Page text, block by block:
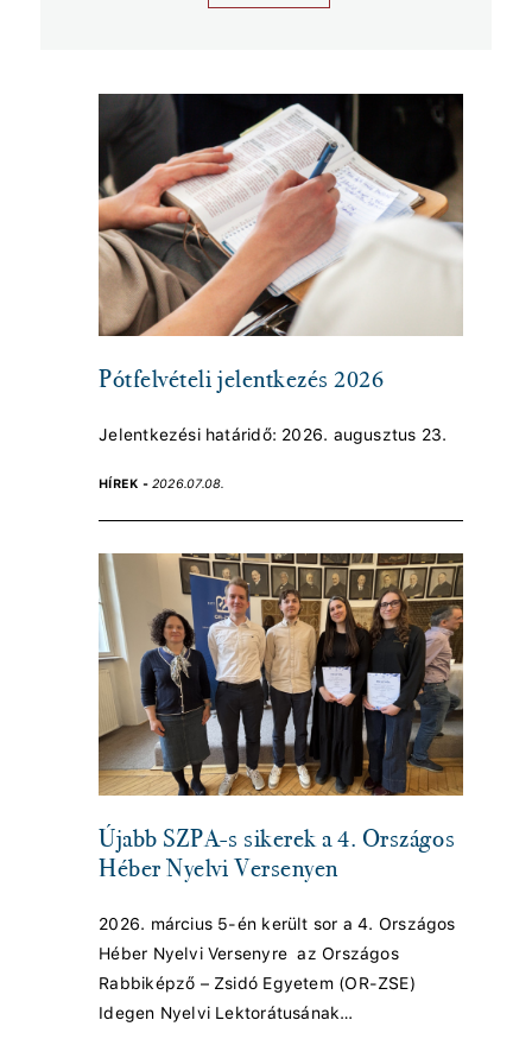
Pótfelvételi jelentkezés 2026
Jelentkezési határidő: 2026. augusztus 23.
HÍREK - 2026.07.08.
Újabb SZPA-s sikerek a 4. Országos
Héber Nyelvi Versenyen
2026. március 5-én került sor a 4. Országos
Héber Nyelvi Versenyre az Országos
Rabbiképző – Zsidó Egyetem (OR-ZSE)
Idegen Nyelvi Lektorátusának